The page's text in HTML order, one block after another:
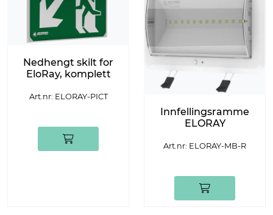
Nedhengt skilt for
EloRay, komplett
Art.nr: ELORAY-PICT
Innfellingsramme
ELORAY
Art.nr: ELORAY-MB-R